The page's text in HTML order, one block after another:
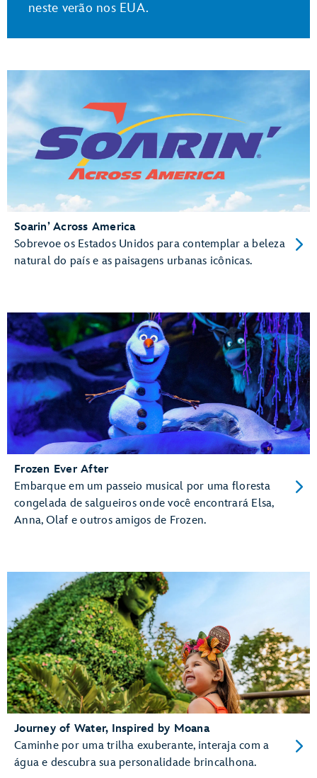
neste verão nos EUA.
Soarin’ Across America
Sobrevoe os Estados Unidos para contemplar a beleza
natural do país e as paisagens urbanas icônicas.
Frozen Ever After
Embarque em um passeio musical por uma floresta
congelada de salgueiros onde você encontrará Elsa,
Anna, Olaf e outros amigos de Frozen.
Journey of Water, Inspired by Moana
Caminhe por uma trilha exuberante, interaja com a
água e descubra sua personalidade brincalhona.